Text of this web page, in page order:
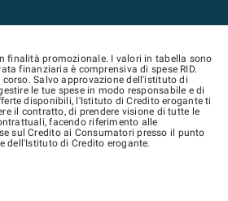
finalità promozionale. I valori in tabella sono
finanziaria è comprensiva di spese RID.
Salvo approvazione dell'istituto di
le tue spese in modo responsabile e di
disponibili, l'Istituto di Credito erogante ti
il contratto, di prendere visione di tutte le
facendo riferimento alle
sul Credito ai Consumatori presso il punto
dell'Istituto di Credito erogante.